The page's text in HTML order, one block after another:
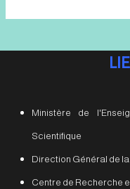
Ministère de
Scientifique
Direction Général de la
Centre de Recherche